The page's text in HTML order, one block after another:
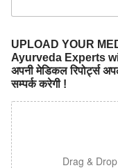
UPLOAD YOUR
Ayurveda Experts
अपनी मेडिकल रिपोर्ट्स
सम्पर्क करेगी !
Drag &